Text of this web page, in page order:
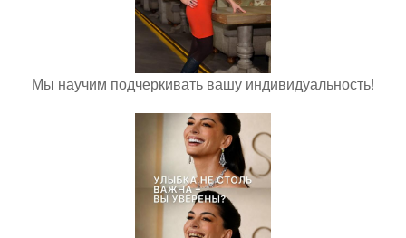
Мы научим подчеркивать вашу индивидуальность!